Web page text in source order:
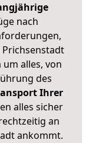
nach
alles, von
des
Ihrer
alles sicher
an
ankommt.